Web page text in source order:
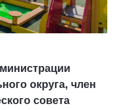
округа, член
совета